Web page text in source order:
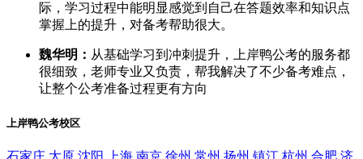
际，学习过程中能明显感觉到自己在答题效率和知识点
掌握上的提升，对备考帮助很大。
魏华明： 从基础学习到冲刺提升，上岸鸭公考的服务都
很细致，老师专业又负责，帮我解决了不少备考难点，
让整个公考准备过程更有方向
上岸鸭公考校区
石家庄 太原 沈阳 上海 南京 徐州 常州 扬州 镇江 杭州 合肥 济